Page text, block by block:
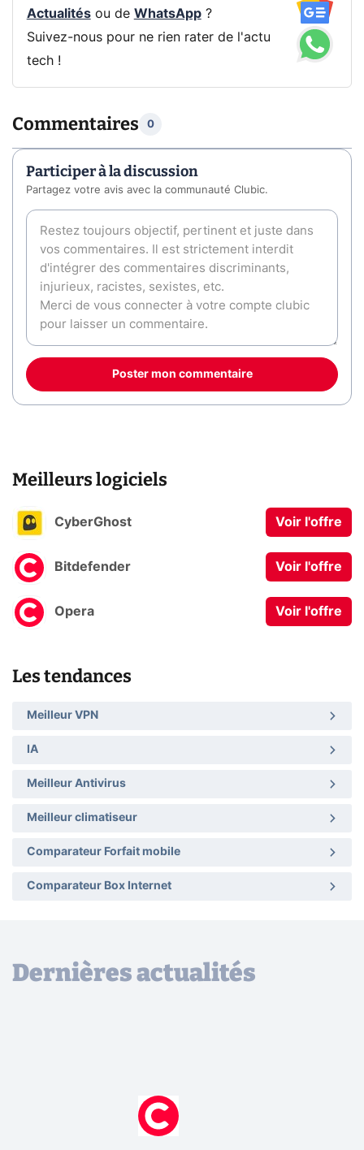
Actualitésou de WhatsApp?
Suivez-nous pour ne rien rater de l'actu
tech !
Commentaires 0
Participer à la discussion
Partagez votre avis avec la communauté Clubic.
Poster mon commentaire
Meilleurs logiciels
CyberGhost Voir l'offre
Bitdefender Voir l'offre
Opera Voir l'offre
Les tendances
Meilleur VPN
IA
Meilleur Antivirus
Meilleur climatiseur
Comparateur Forfait mobile
Comparateur Box Internet
Dernières actualités